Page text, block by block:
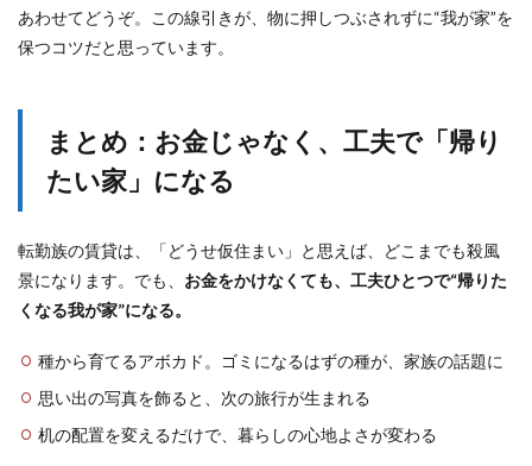
あわせてどうぞ。この線引きが、物に押しつぶされずに“我が家”を
保つコツだと思っています。
まとめ：お金じゃなく、工夫で「帰り
たい家」になる
転勤族の賃貸は、「どうせ仮住まい」と思えば、どこまでも殺風
景になります。でも、 お金をかけなくても、工夫ひとつで“帰りた
くなる我が家”になる。
種から育てるアボカド。ゴミになるはずの種が、家族の話題に
思い出の写真を飾ると、次の旅行が生まれる
机の配置を変えるだけで、暮らしの心地よさが変わる